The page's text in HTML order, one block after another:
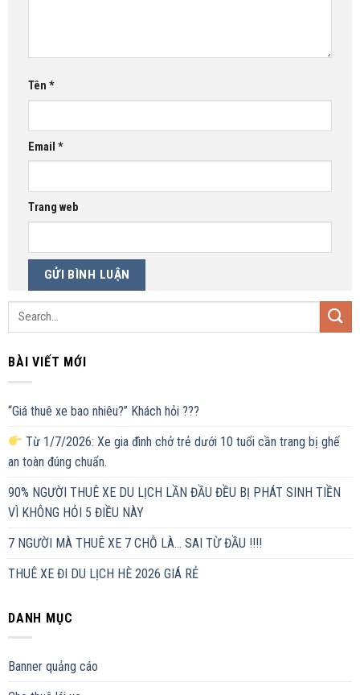
Tên *
Email *
Trang web
BÀI VIẾT MỚI
“Giá thuê xe bao nhiêu?” Khách hỏi ???
Từ 1/7/2026: Xe gia đình chở trẻ dưới 10 tuổi cần trang bị ghế
an toàn đúng chuẩn.
90% NGƯỜI THUÊ XE DU LỊCH LẦN ĐẦU ĐỀU BỊ PHÁT SINH TIỀN
VÌ KHÔNG HỎI 5 ĐIỀU NÀY
7 NGƯỜI MÀ THUÊ XE 7 CHỖ LÀ… SAI TỪ ĐẦU !!!!
THUÊ XE ĐI DU LỊCH HÈ 2026 GIÁ RẺ
DANH MỤC
Banner quảng cáo